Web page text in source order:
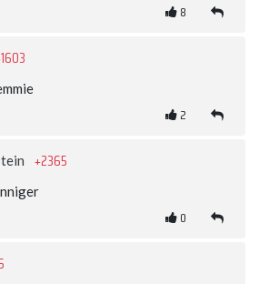
8
2
+2365
0